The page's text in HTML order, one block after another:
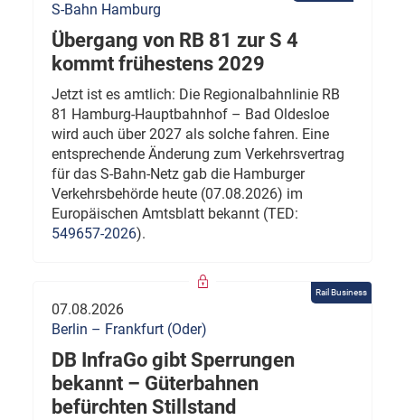
S-Bahn Hamburg
Übergang von RB 81 zur S 4
kommt frühestens 2029
Jetzt ist es amtlich: Die Regionalbahnlinie RB
81 Hamburg-Hauptbahnhof – Bad Oldesloe
wird auch über 2027 als solche fahren. Eine
entsprechende Änderung zum Verkehrsvertrag
für das S-Bahn-Netz gab die Hamburger
Verkehrsbehörde heute (07.08.2026) im
Europäischen Amtsblatt bekannt (TED:
549657-2026).
Rail Business
07.08.2026
Berlin – Frankfurt (Oder)
DB InfraGo gibt Sperrungen
bekannt – Güterbahnen
befürchten Stillstand